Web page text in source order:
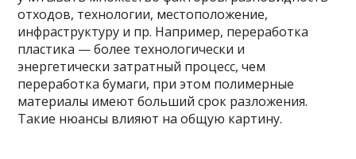
отходов, технологии, местоположение,
инфраструктуру и пр. Например, переработка
пластика — более технологически и
энергетически затратный процесс, чем
переработка бумаги, при этом полимерные
материалы имеют больший срок разложения.
Такие нюансы влияют на общую картину.